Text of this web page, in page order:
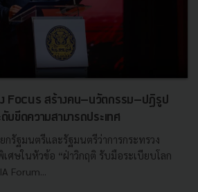
ง Focus สร้างคน–นวัตกรรม–ปฏิรูป
บขีดความสามารถประเทศ
รัฐมนตรีและรัฐมนตรีว่าการกระทรวง
ศษในหัวข้อ “ฝ่าวิกฤติ รับมือระเบียบโลก
Forum...